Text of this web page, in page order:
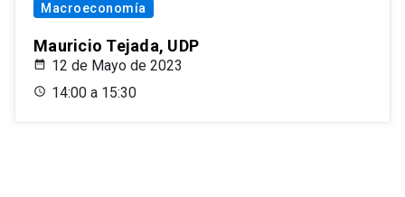
Macroeconomía
Mauricio Tejada, UDP
12 de Mayo de 2023
14:00 a 15:30